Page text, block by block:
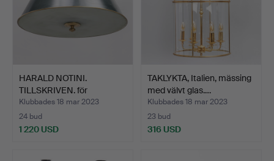
HARALD NOTINI.
TILLSKRIVEN. för
Böhlmarks,…
Klubbades 18 mar 2023
24 bud
1 220 USD
TAKLYKTA, Italien, mässing
med välvt glas.…
Klubbades 18 mar 2023
23 bud
316 USD